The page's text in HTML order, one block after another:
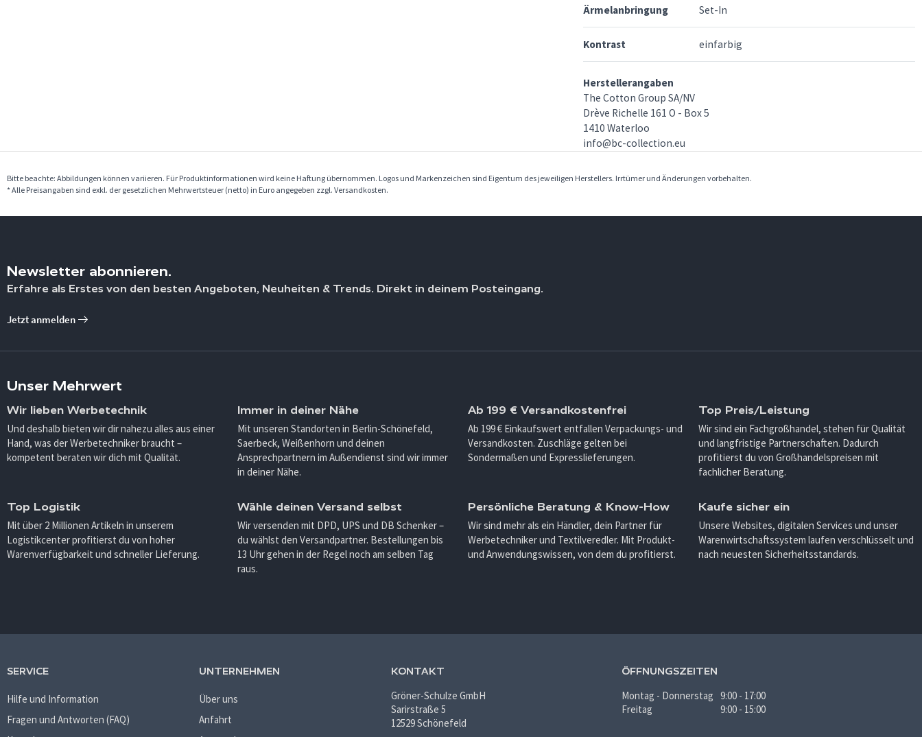
Ärmelanbringung Set-In
Kontrast einfarbig
Herstellerangaben
The Cotton Group SA/NV
Drève Richelle 161 O - Box 5
1410 Waterloo
info@bc-collection.eu
Bitte beachte: Abbildungen können variieren. Für Produktinformationen wird keine Haftung übernommen. Logos und Markenzeichen sind Eigentum des jeweiligen Herstellers. Irrtümer und Änderungen vorbehalten.
* Alle Preisangaben sind exkl. der gesetzlichen Mehrwertsteuer (netto) in Euro angegeben zzgl. Versandkosten.
Newsletter abonnieren.
Erfahre als Erstes von den besten Angeboten, Neuheiten & Trends. Direkt in deinem Posteingang.
Jetzt anmelden
Unser Mehrwert
Wir lieben Werbetechnik
Und deshalb bieten wir dir nahezu alles aus einer
Hand, was der Werbetechniker braucht –
kompetent beraten wir dich mit Qualität.
Immer in deiner Nähe
Mit unseren Standorten in Berlin-Schönefeld,
Saerbeck, Weißenhorn und deinen
Ansprechpartnern im Außendienst sind wir immer
in deiner Nähe.
Ab 199 € Versandkostenfrei
Ab 199 € Einkaufswert entfallen Verpackungs- und
Versandkosten. Zuschläge gelten bei
Sondermaßen und Expresslieferungen.
Top Preis/Leistung
Wir sind ein Fachgroßhandel, stehen für Qualität
und langfristige Partnerschaften. Dadurch
profitierst du von Großhandelspreisen mit
fachlicher Beratung.
Top Logistik
Mit über 2 Millionen Artikeln in unserem
Logistikcenter profitierst du von hoher
Warenverfügbarkeit und schneller Lieferung.
Wähle deinen Versand selbst
Wir versenden mit DPD, UPS und DB Schenker –
du wählst den Versandpartner. Bestellungen bis
13 Uhr gehen in der Regel noch am selben Tag
raus.
Persönliche Beratung & Know-How
Wir sind mehr als ein Händler, dein Partner für
Werbetechniker und Textilveredler. Mit Produkt-
und Anwendungswissen, von dem du profitierst.
Kaufe sicher ein
Unsere Websites, digitalen Services und unser
Warenwirtschaftssystem laufen verschlüsselt und
nach neuesten Sicherheitsstandards.
SERVICE
Hilfe und Information
Fragen und Antworten (FAQ)
UNTERNEHMEN
Über uns
Anfahrt
KONTAKT
Gröner-Schulze GmbH
Sarirstraße 5
12529 Schönefeld
ÖFFNUNGSZEITEN
Montag - Donnerstag 9:00 - 17:00
Freitag
9:00 - 15:00